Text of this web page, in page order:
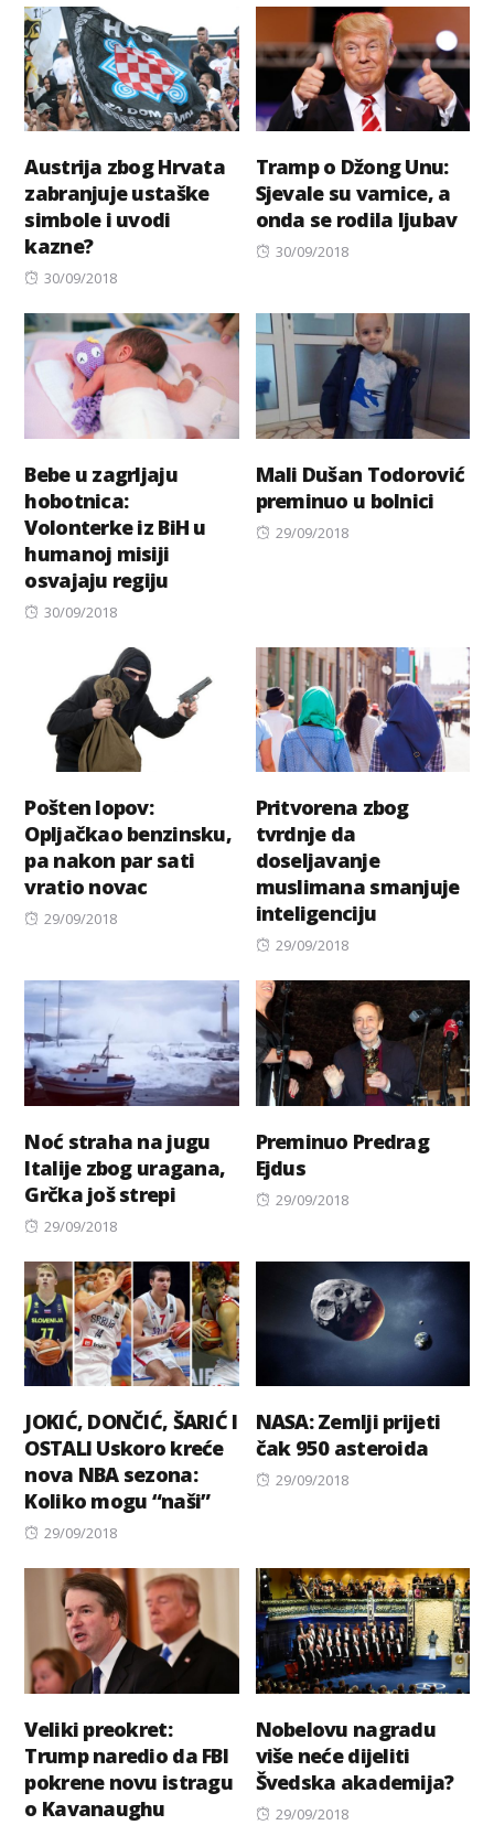
Austrija zbog Hrvata
zabranjuje ustaške
simbole i uvodi
kazne?
Posted
30/09/2018
Tramp o Džong Unu:
Sjevale su varnice, a
onda se rodila ljubav
Posted
30/09/2018
Bebe u zagrljaju
hobotnica:
Volonterke iz BiH u
humanoj misiji
osvajaju regiju
Posted
30/09/2018
Mali Dušan Todorović
preminuo u bolnici
Posted
29/09/2018
Pošten lopov:
Opljačkao benzinsku,
pa nakon par sati
vratio novac
Posted
29/09/2018
Pritvorena zbog
tvrdnje da
doseljavanje
muslimana smanjuje
inteligenciju
Posted
29/09/2018
Noć straha na jugu
Italije zbog uragana,
Grčka još strepi
Posted
29/09/2018
Preminuo Predrag
Ejdus
Posted
29/09/2018
JOKIĆ, DONČIĆ, ŠARIĆ I
OSTALI Uskoro kreće
nova NBA sezona:
Koliko mogu “naši”
Posted
29/09/2018
NASA: Zemlji prijeti
čak 950 asteroida
Posted
29/09/2018
Veliki preokret:
Trump naredio da FBI
pokrene novu istragu
o Kavanaughu
Nobelovu nagradu
više neće dijeliti
Švedska akademija?
Posted
29/09/2018